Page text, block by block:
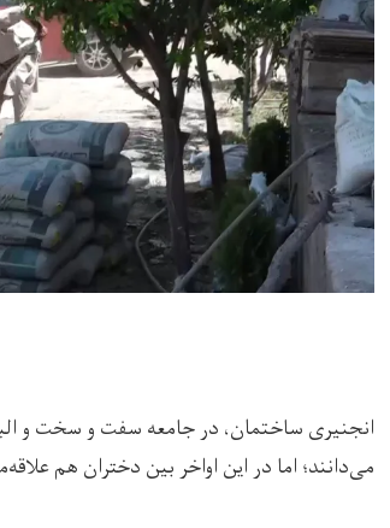
انجنیری ساختمان، در جامعه سفت و سخت و
می‌دانند؛ اما در این اواخر بین دختران هم